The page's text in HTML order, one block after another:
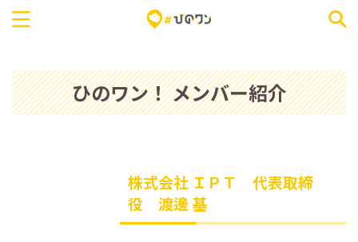
ひのワン！ メンバー紹介
株式会社 ＩＰＴ 代表取締
役 渡邊 基